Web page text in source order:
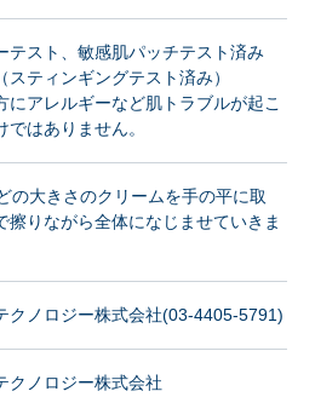
テスト、敏感肌パッチテスト済み
スティンギングテスト済み）
にアレルギーなど肌トラブルが起こ
ではありません。
の大きさのクリームを手の平に取
擦りながら全体になじませていきま
クノロジー株式会社(03-4405-5791)
クノロジー株式会社